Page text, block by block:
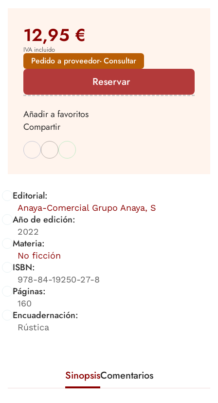
Editorial:
Anaya-Comercial Grupo Anaya, S
Año de edición:
2022
Materia:
No ficción
ISBN:
978-84-19250-27-8
Páginas:
160
Encuadernación:
Rústica
12,95 €
IVA incluido
Pedido a proveedor- Consultar
Reservar
Añadir a favoritos
Compartir
SinopsisComentarios